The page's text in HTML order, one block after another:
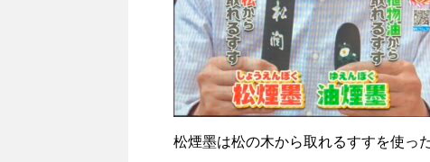
松煙墨は松の木から取れるすすを使った